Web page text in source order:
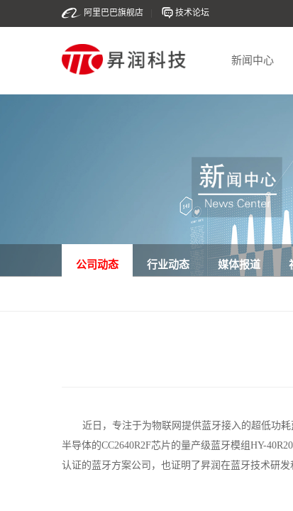
阿里巴巴旗舰店 技术论坛
新闻中心
公司动态 行业动态 媒体报道
近日，专注于为物联网提供蓝牙接入的超低功
半导体的CC2640R2F芯片的量产级蓝牙模组HY-
认证的蓝牙方案公司，也证明了昇润在蓝牙技术研